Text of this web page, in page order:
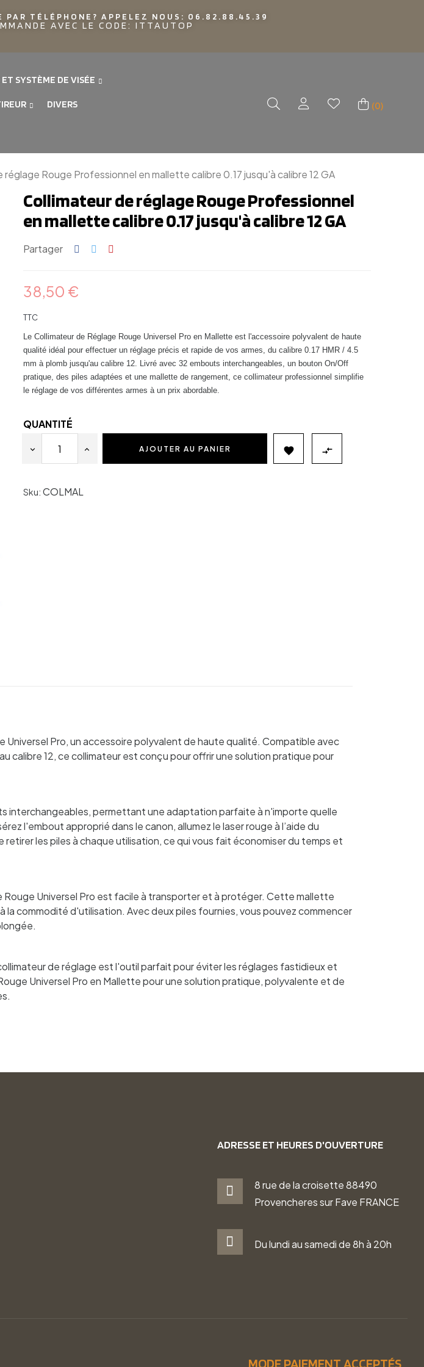
PAR TÉLÉPHONE? APPELEZ NOUS: 06.82.88.45.39
AVEC LE CODE: ITTAUTOP
SYSTÈME DE VISÉE
DIVERS (0)
réglage Rouge Professionnel en mallette calibre 0.17 jusqu'à calibre 12 GA
Collimateur de réglage Rouge Professionnel
en mallette calibre 0.17 jusqu'à calibre 12 GA
Partager
38,50 €
TTC
Le Collimateur de Réglage Rouge Universel Pro en Mallette est l'accessoire polyvalent de haute
qualité idéal pour effectuer un réglage précis et rapide de vos armes, du calibre 0.17 HMR / 4.5
mm à plomb jusqu'au calibre 12. Livré avec 32 embouts interchangeables, un bouton On/Off
pratique, des piles adaptées et une mallette de rangement, ce collimateur professionnel simplifie
le réglage de vos différentes armes à un prix abordable.
QUANTITÉ
AJOUTER AU PANIER  
Sku: COLMAL
Universel Pro, un accessoire polyvalent de haute qualité. Compatible avec
calibre 12, ce collimateur est conçu pour offrir une solution pratique pour
interchangeables, permettant une adaptation parfaite à n'importe quelle
l'embout approprié dans le canon, allumez le laser rouge à l’aide du
les piles à chaque utilisation, ce qui vous fait économiser du temps et
Universel Pro est facile à transporter et à protéger. Cette mallette
commodité d'utilisation. Avec deux piles fournies, vous pouvez commencer
de réglage est l'outil parfait pour éviter les réglages fastidieux et
Universel Pro en Mallette pour une solution pratique, polyvalente et de
ADRESSE ET HEURES D'OUVERTURE
8 rue de la croisette 88490
Provencheres sur Fave FRANCE
Du lundi au samedi de 8h à 20h
MODE PAIEMENT ACCEPTÉS